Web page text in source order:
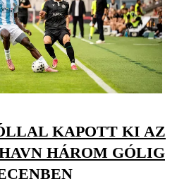
KAPOTT KI AZ
HÁROM GÓLIG